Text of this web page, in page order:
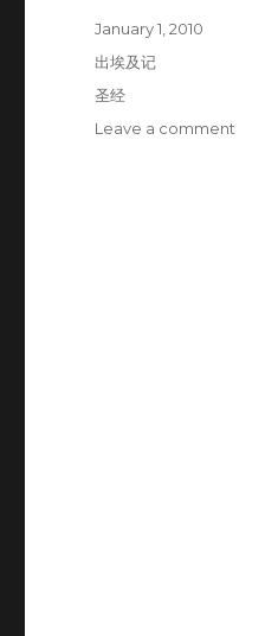
Posted
on
January 1, 2010
Categories
出埃及记
Tags
圣经
Leave a comment